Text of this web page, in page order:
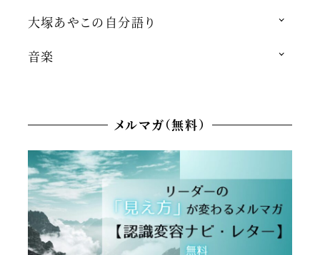
大塚あやこの自分語り
音楽
メルマガ（無料）